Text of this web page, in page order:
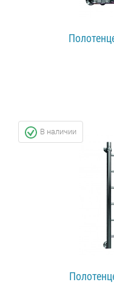
В наличии